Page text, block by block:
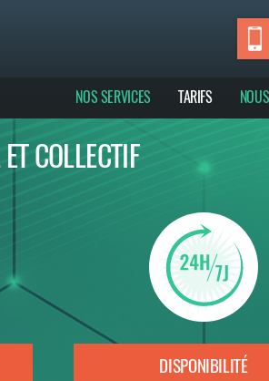
NOS SERVICES TARIFS
COLLECTIF
DISPONIBILITÉ